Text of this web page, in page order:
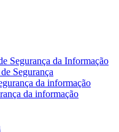
Segurança da Informação
Segurança
da informação
da informação